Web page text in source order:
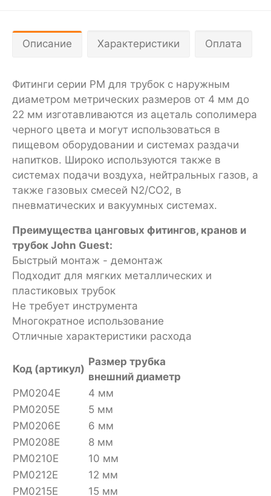
Описание Характеристики Оплата
Фитинги серии PM для трубок с наружным
диаметром метрических размеров от 4 мм до
22 мм изготавливаются из ацеталь сополимера
черного цвета и могут использоваться в
пищевом оборудовании и системах раздачи
напитков. Широко используются также в
системах подачи воздуха, нейтральных газов, а
также газовых смесей N2/CO2, в
пневматических и вакуумных системах.
Преимущества цанговых фитингов, кранов и
трубок John Guest:
Быстрый монтаж - демонтаж
Подходит для мягких металлических и
пластиковых трубок
Не требует инструмента
Многократное использование
Отличные характеристики расхода
Код (артикул)
Размер трубка
внешний диаметр
PM0204E
4 мм
PM0205E
5 мм
PM0206E
6 мм
PM0208E
8 мм
PM0210E
10 мм
PM0212E
12 мм
PM0215E
15 мм